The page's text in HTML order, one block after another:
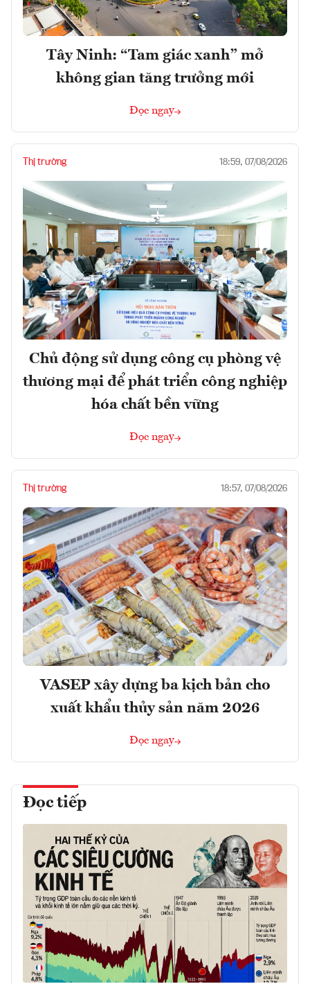
Tây Ninh: “Tam giác xanh” mở
không gian tăng trưởng mới
Đọc ngay
Thị trường 18:59, 07/08/2026
Chủ động sử dụng công cụ phòng vệ
thương mại để phát triển công nghiệp
hóa chất bền vững
Đọc ngay
Thị trường 18:57, 07/08/2026
VASEP xây dựng ba kịch bản cho
xuất khẩu thủy sản năm 2026
Đọc ngay
Đọc tiếp